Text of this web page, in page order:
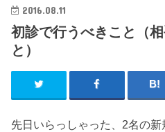
2016.08.11
初診で行うべきこと（
と）
先日いらっしゃった、2名の新